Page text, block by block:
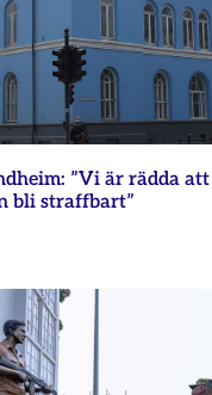
”Vi är rädda
bli straffbart”